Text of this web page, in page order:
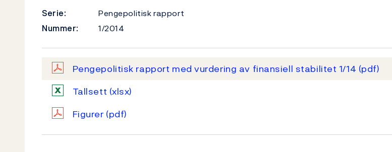
Serie:
Pengepolitisk rapport
Nummer:
1/2014
Pengepolitisk rapport med vurdering av finansiell stabilitet 1/14 (pdf)
Tallsett (xlsx)
Figurer (pdf)